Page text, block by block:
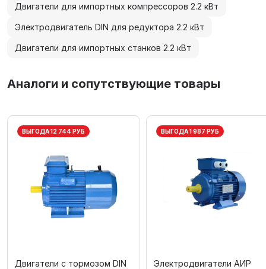
Двигатели для импортных компрессоров 2.2 кВт
Электродвигатель DIN для редуктора 2.2 кВт
Двигатели для импортных станков 2.2 кВт
Аналоги и сопутствующие товары
ВЫГОДА 12 744 РУБ
Двигатели с тормозом DIN
ВЫГОДА 1 987 РУБ
Электродвигатели АИР